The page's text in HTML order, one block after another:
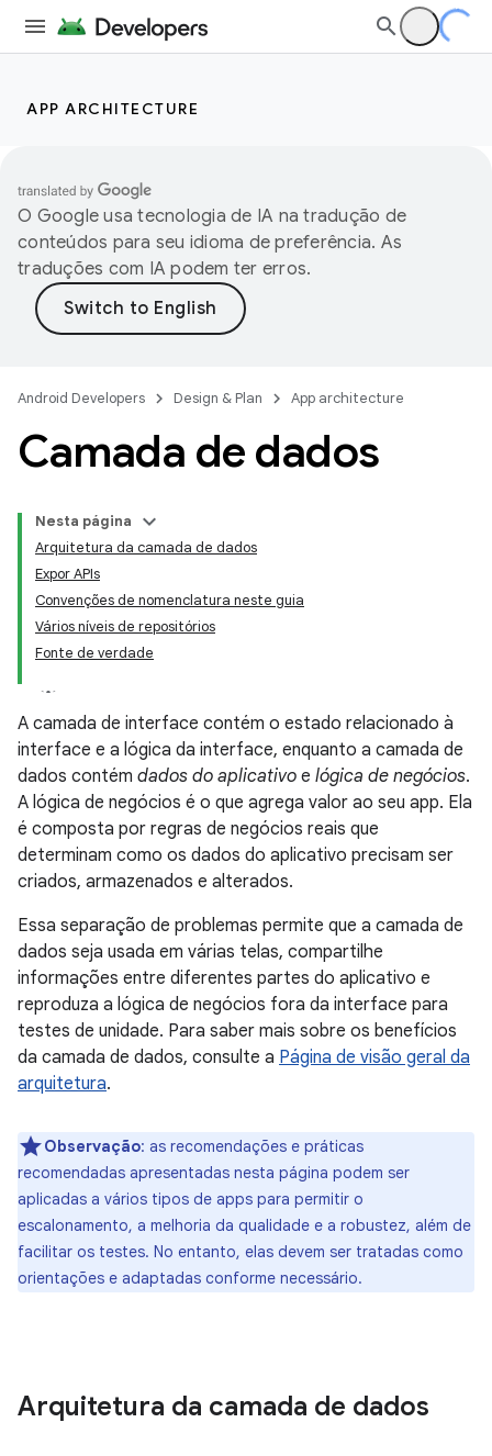
APP ARCHITECTURE
O Google usa tecnologia de IA na tradução de
conteúdos para seu idioma de preferência. As
traduções com IA podem ter erros.
Android Developers Design & Plan App architecture
Camada de dados
Nesta página
Arquitetura da camada de dados
Expor APIs
Convenções de nomenclatura neste guia
Vários níveis de repositórios
Fonte de verdade
A camada de interface contém o estado relacionado à
interface e a lógica da interface, enquanto a camada de
dados contém dados do aplicativo e lógica de negócios.
A lógica de negócios é o que agrega valor ao seu app. Ela
é composta por regras de negócios reais que
determinam como os dados do aplicativo precisam ser
criados, armazenados e alterados.
Essa separação de problemas permite que a camada de
dados seja usada em várias telas, compartilhe
informações entre diferentes partes do aplicativo e
reproduza a lógica de negócios fora da interface para
testes de unidade. Para saber mais sobre os benefícios
da camada de dados, consulte a Página de visão geral da
arquitetura.
Observação: as recomendações e práticas
recomendadas apresentadas nesta página podem ser
aplicadas a vários tipos de apps para permitir o
escalonamento, a melhoria da qualidade e a robustez, além de
facilitar os testes. No entanto, elas devem ser tratadas como
orientações e adaptadas conforme necessário.
Arquitetura da camada de dados